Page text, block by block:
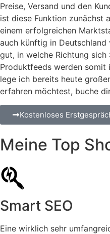
Preise, Versand und den
ist diese Funktion zunächst
einem erfolgreichen
auch künftig in
gut, in welche Richtung
Produktfeeds werden somit
lege ich bereits heute
erfahren möchtest, buche
Kostenloses
Meine Top
Smart SEO
Eine wirklich sehr